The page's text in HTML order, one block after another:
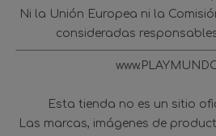
Ni la Unión Europea ni la
consideradas
Esta tienda no es un sitio
Las marcas, imágenes de